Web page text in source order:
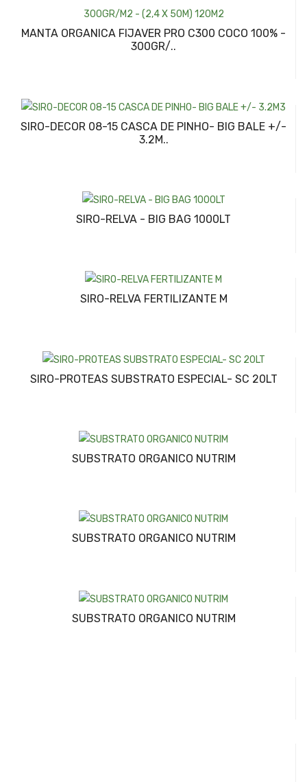
MANTA ORGANICA FIJAVER PRO C300 COCO 100% -
300GR/..
SIRO-DECOR 08-15 CASCA DE PINHO- BIG BALE +/-
3.2M..
SIRO-RELVA - BIG BAG 1000LT
SIRO-RELVA FERTILIZANTE M
SIRO-PROTEAS SUBSTRATO ESPECIAL- SC 20LT
SUBSTRATO ORGANICO NUTRIM
SUBSTRATO ORGANICO NUTRIM
SUBSTRATO ORGANICO NUTRIM